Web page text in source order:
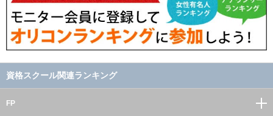
資格スクール関連ランキング
FP